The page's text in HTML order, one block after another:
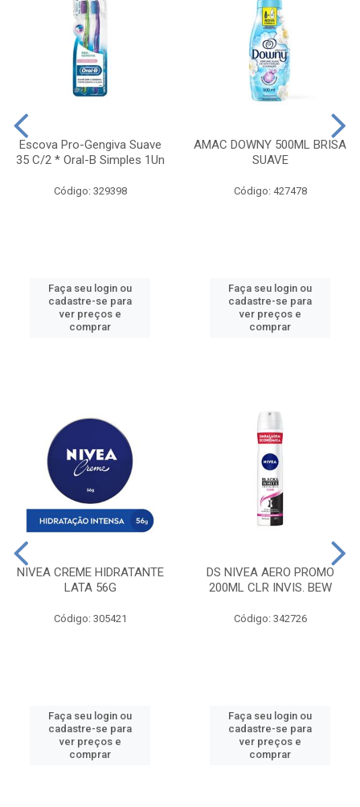
Escova Pro-Gengiva Suave
35 C/2 * Oral-B Simples 1Un
Código: 329398
Faça seu login ou
cadastre-se para
ver preços e
comprar
AMAC DOWNY 500ML BRISA
SUAVE
Código: 427478
Faça seu login ou
cadastre-se para
ver preços e
comprar
NIVEA CREME HIDRATANTE
LATA 56G
Código: 305421
Faça seu login ou
cadastre-se para
ver preços e
comprar
DS NIVEA AERO PROMO
200ML CLR INVIS. BEW
Código: 342726
Faça seu login ou
cadastre-se para
ver preços e
comprar